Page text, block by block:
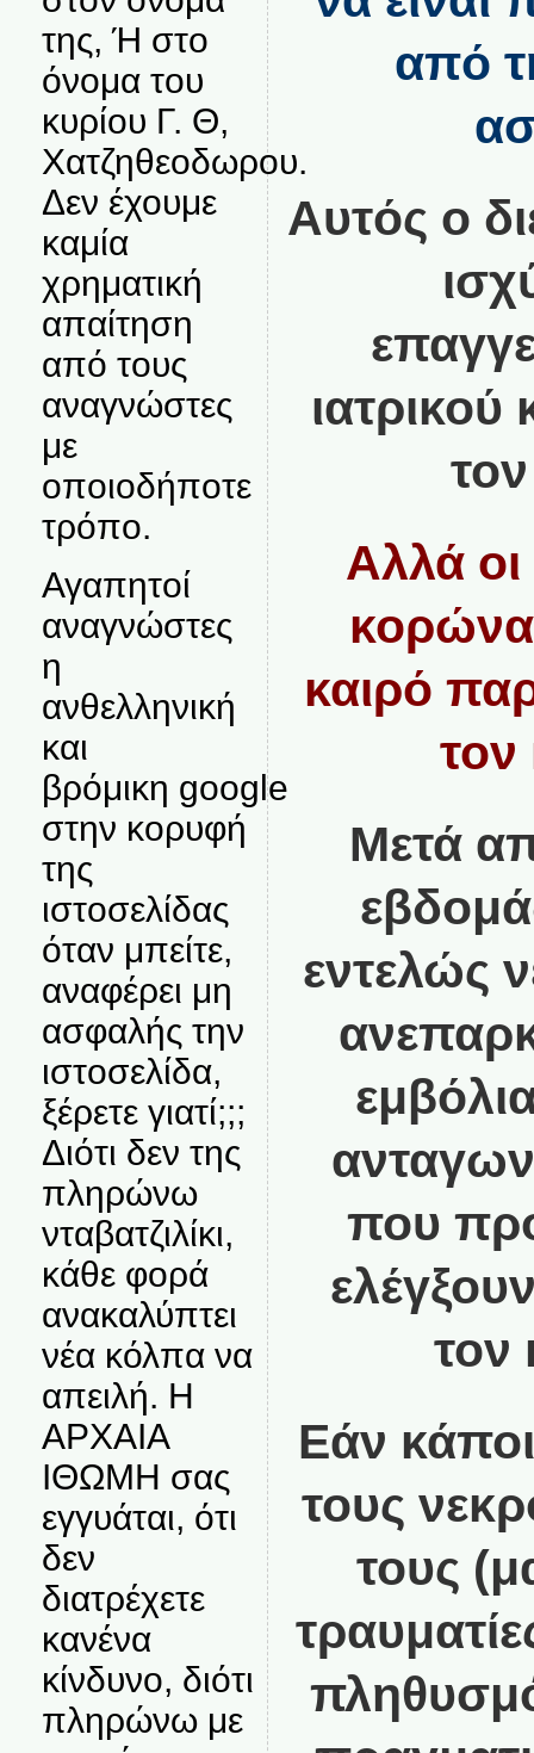
της, Ή στο
όνομα του
κυρίου Γ. Θ,
Χατζηθεοδωρου.
Δεν έχουμε
καμία
χρηματική
απαίτηση
από τους
αναγνώστες
με
οποιοδήποτε
τρόπο.
Αγαπητοί
αναγνώστες
η
ανθελληνική
και
βρόμικη google
στην κορυφή
της
ιστοσελίδας
όταν μπείτε,
αναφέρει μη
ασφαλής την
ιστοσελίδα,
ξέρετε γιατί;;;
Διότι δεν της
πληρώνω
νταβατζιλίκι,
κάθε φορά
ανακαλύπτει
νέα κόλπα να
απειλή. Η
ΑΡΧΑΙΑ
ΙΘΩΜΗ σας
εγγυάται, ότι
δεν
διατρέχετε
κανένα
κίνδυνο, διότι
πληρώνω με
από
Αυτός ο
Αλλά οι
καιρό
Μετά
εντελώς
που
τον
Εάν
τους
τους